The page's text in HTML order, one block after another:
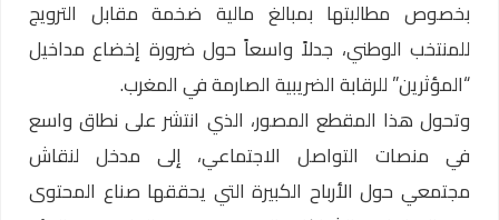
بخصوص مطالبتها بمبالغ مالية ضخمة مقابل الترويج
للمنتخب الوطني، جدلاً واسعاً حول ضرورة إخضاع مداخيل
“المؤثرين” للرقابة الضريبية الصارمة في المغرب.
وتحول هذا المقطع المصور، الذي انتشر على نطاق واسع
في منصات التواصل الاجتماعي، إلى مدخل لنقاش
مجتمعي حول الأرباح الكبيرة التي يحققها صناع المحتوى